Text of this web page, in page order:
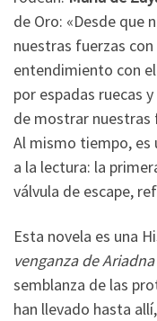
de Oro: «Desde que
nuestras fuerzas
entendimiento con
por espadas ruecas
de mostrar nuestras
Al mismo tiempo, es
a la lectura: la
válvula de escape,
Esta novela es una
venganza de Ariadna
semblanza de las
han llevado hasta